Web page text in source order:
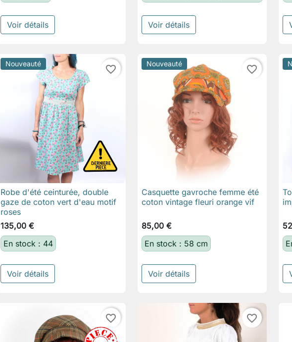
Voir détails Voir détails
Nouveauté favorite_border
 Aperçu rapide
Robe d'été ceinturée, double
gaze de coton vert d'eau motif
roses
135,00 €
En stock : 44
Voir détails
Nouveauté favorite_border
 Aperçu rapide
Casquette gavroche femme été
coton vintage fleuri orange vif
85,00 €
En stock : 58 cm
Voir détails
favorite_border favorite_border